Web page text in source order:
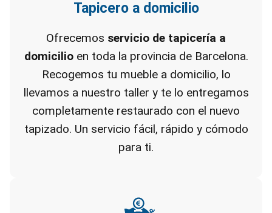
Tapicero a domicilio
Ofrecemos servicio de tapicería a
domicilioen toda la provincia de Barcelona.
Recogemos tu mueble a domicilio, lo
llevamos a nuestro taller y te lo entregamos
completamente restaurado con el nuevo
tapizado. Un servicio fácil, rápido y cómodo
para ti.